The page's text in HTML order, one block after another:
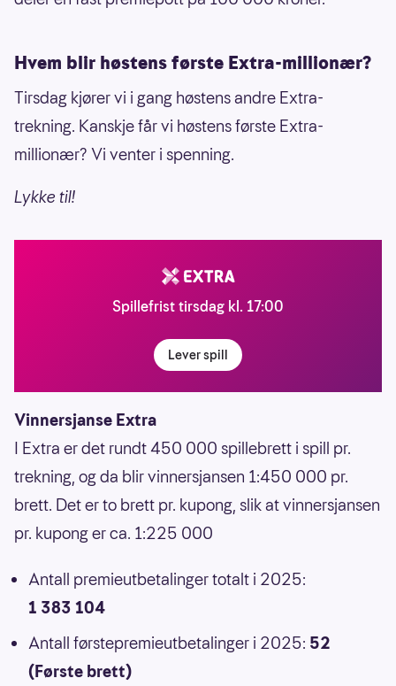
Hvem blir høstens første Extra-millionær?
Tirsdag kjører vi i gang høstens andre Extra-
trekning. Kanskje får vi høstens første Extra-
millionær? Vi venter i spenning.
Lykke til!
Spillefrist tirsdag kl. 17:00
Lever spill
Vinnersjanse Extra
I Extra er det rundt 450 000 spillebrett i spill pr.
trekning, og da blir vinnersjansen 1:450 000 pr.
brett. Det er to brett pr. kupong, slik at vinnersjansen
pr. kupong er ca. 1:225 000
Antall premieutbetalinger totalt i 2025:
1 383 104
Antall førstepremieutbetalinger i 2025: 52
(Første brett)